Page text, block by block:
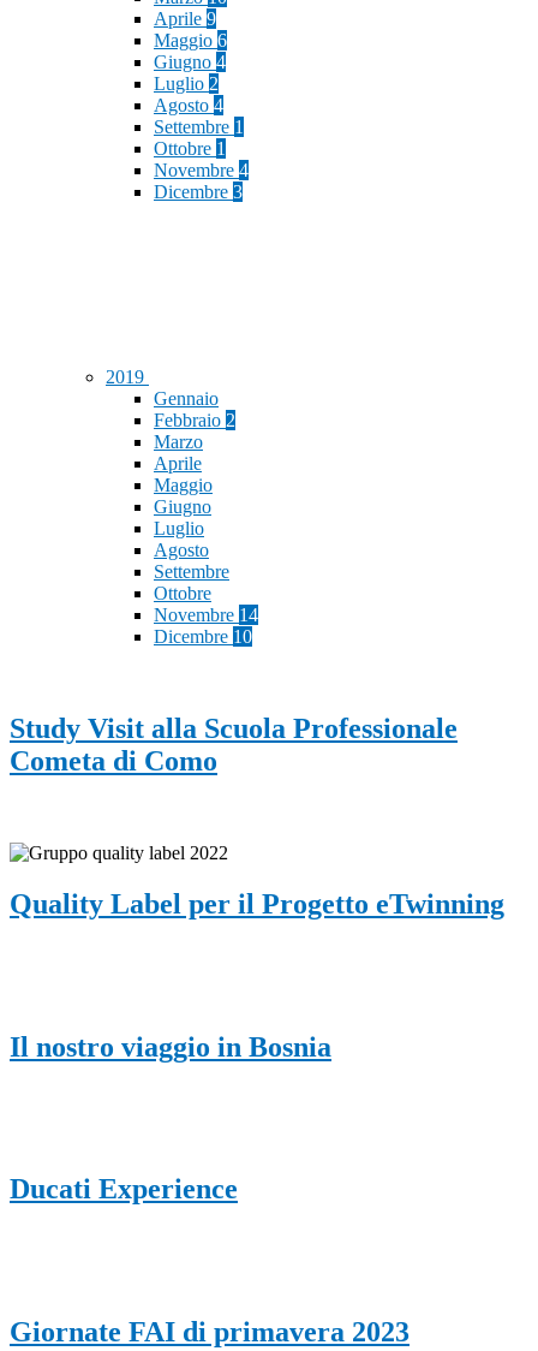
Aprile 9
Maggio 6
Giugno 4
Luglio 2
Agosto 4
Settembre 1
Ottobre 1
Novembre 4
Dicembre 3
2019
Gennaio
Febbraio 2
Marzo
Aprile
Maggio
Giugno
Luglio
Agosto
Settembre
Ottobre
Novembre 14
Dicembre 10
Study Visit alla Scuola Professionale
Cometa di Como
Quality Label per il Progetto eTwinning
Il nostro viaggio in Bosnia
Ducati Experience
Giornate FAI di primavera 2023